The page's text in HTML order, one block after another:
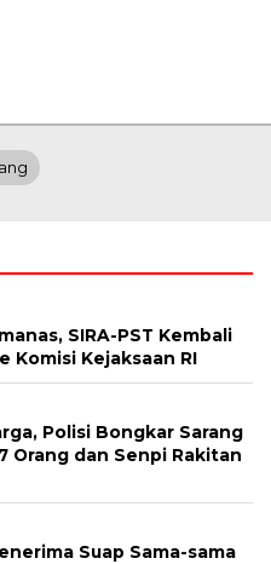
SIRA-PST Kembali
Komisi Kejaksaan RI
Polisi Bongkar Sarang
Orang dan Senpi Rakitan
Suap Sama-sama